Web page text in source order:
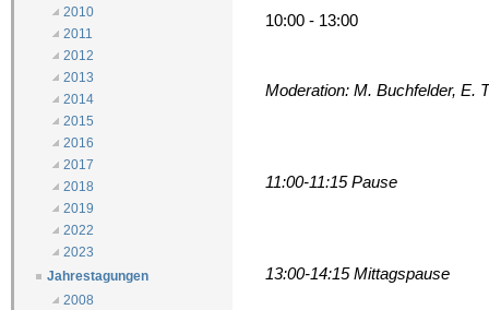
2010
2011
2012
2013
2014
2015
2016
2017
2018
2019
2022
2023
Jahrestagungen
2008
10:00 - 13:00
Moderation: M. Buchfelder, E.
11:00-11:15 Pause
13:00-14:15 Mittagspause